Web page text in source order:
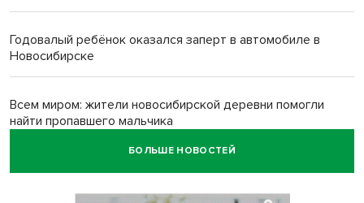
Годовалый ребёнок оказался заперт в автомобиле в
Новосибирске
Всем миром: жители новосибирской деревни помогли
найти пропавшего мальчика
Новосибирцам объяснили новые правила сверхурочной
БОЛЬШЕ НОВОСТЕЙ